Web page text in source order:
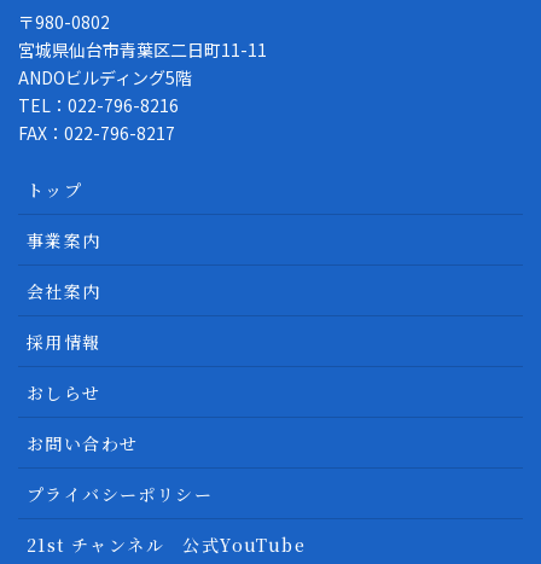
〒980-0802
宮城県仙台市青葉区二日町11-11
ANDOビルディング5階
TEL：022-796-8216
FAX：022-796-8217
トップ
事業案内
会社案内
採用情報
おしらせ
お問い合わせ
プライバシーポリシー
21st チャンネル 公式YouTube